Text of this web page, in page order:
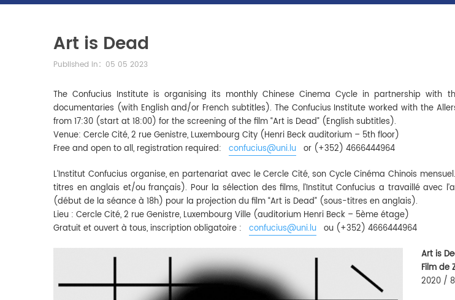
Art is Dead
Published in：05 05 2023
The Confucius Institute is organising its monthly Chinese Cinema Cycle in partnership
documentaries (with English and/or French subtitles). The Confucius Institute worked with the
from 17:30 (start at 18:00) for the screening of the film “Art is Dead” (English subtitles).
Venue: Cercle Cité, 2 rue Genistre, Luxembourg City (Henri Beck auditorium – 5th floor)
Free and open to all, registration required:
confucius@uni.lu or (+352) 4666444964
L’Institut Confucius organise, en partenariat avec le Cercle Cité, son Cycle Cinéma Chinois
titres en anglais et/ou français). Pour la sélection des films, l’Institut Confucius a travaillé avec
(début de la séance à 18h) pour la projection du film “Art is Dead” (sous-titres en anglais).
Lieu : Cercle Cité, 2 rue Genistre, Luxembourg Ville (auditorium Henri Beck – 5ème étage)
Gratuit et ouvert à tous, inscription obligatoire :
confucius@uni.lu ou (+352) 4666444964
Art is
Film de
2020 /